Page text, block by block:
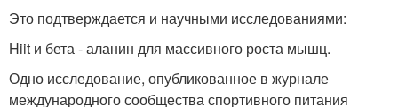
Это подтверждается и научными исследованиями:
Hiit и бета - аланин для массивного роста мышц.
Одно исследование, опубликованное в журнале
международного сообщества спортивного питания